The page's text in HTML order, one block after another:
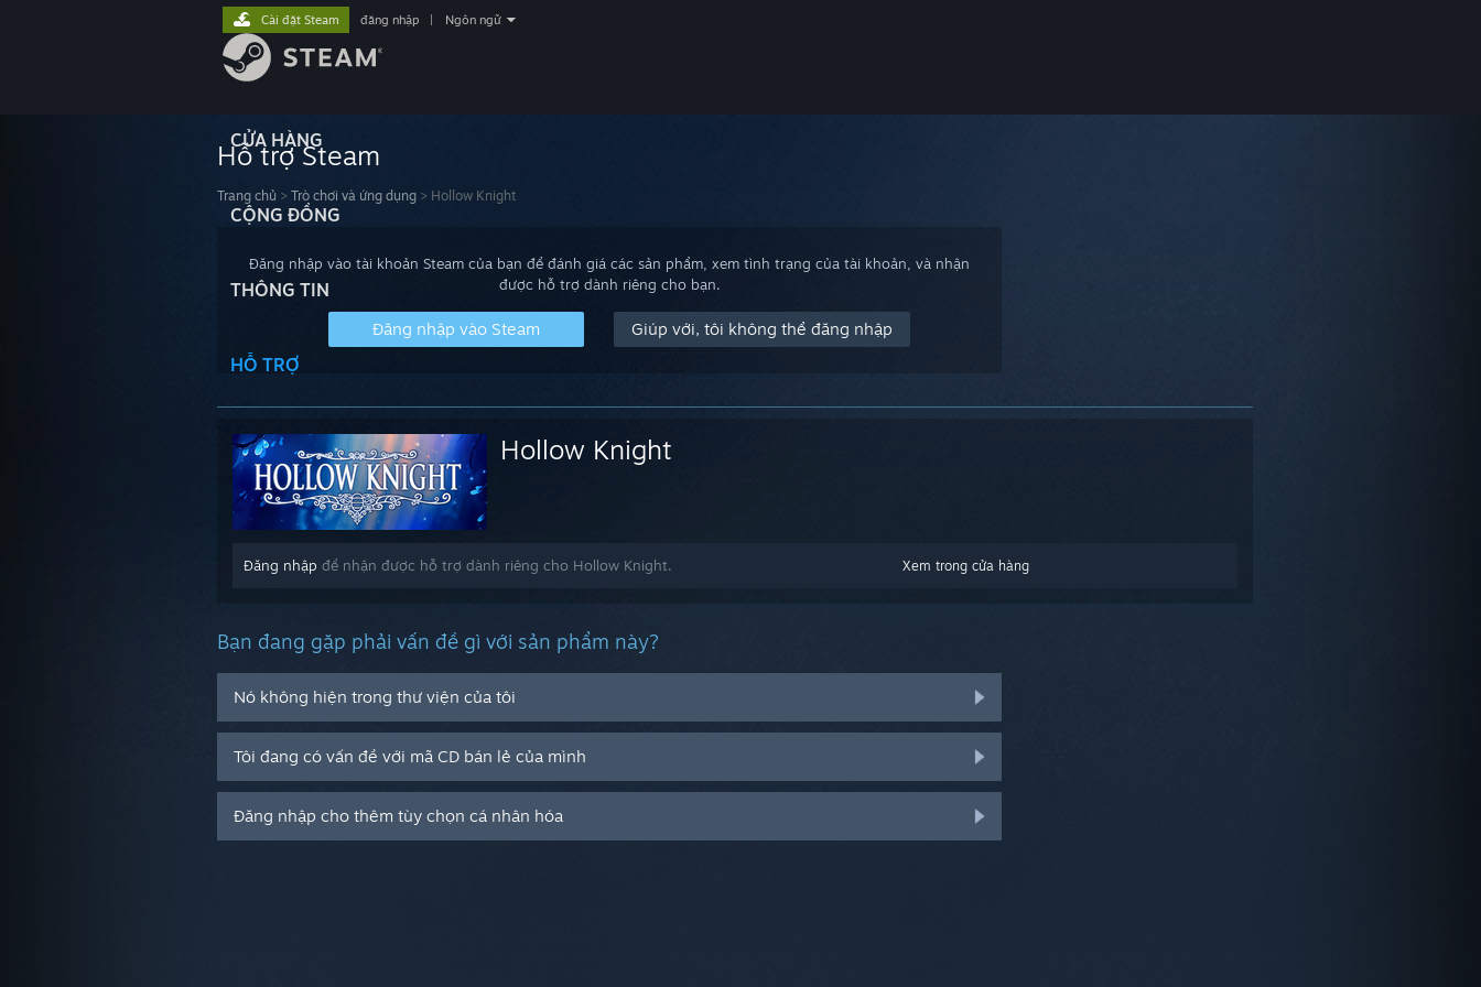
CỬA HÀNG
CỘNG ĐỒNG
THÔNG TIN
HỖ TRỢ
Cài đặt Steam đăng nhập Ngôn ngữ
Hỗ trợ Steam
Trang chủ > Trò chơi và ứng dụng > Hollow Knight
Đăng nhập vào tài khoản Steam của bạn để đánh giá các sản phẩm, xem tình trạng của tài khoản, và nhận
được hỗ trợ dành riêng cho bạn.
Đăng nhập vào Steam Giúp với, tôi không thể đăng nhập
Hollow Knight
Xem trong cửa hàng
Đăng nhập để nhận được hỗ trợ dành riêng cho Hollow Knight.
Bạn đang gặp phải vấn đề gì với sản phẩm này?
Nó không hiện trong thư viện của tôi
Tôi đang có vấn đề với mã CD bán lẻ của mình
Đăng nhập cho thêm tùy chọn cá nhân hóa